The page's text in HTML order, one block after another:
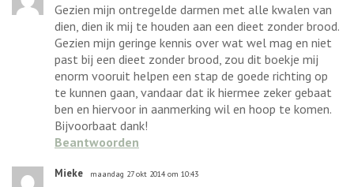
Gezien mijn ontregelde darmen met alle kwalen van
dien, dien ik mij te houden aan een dieet zonder brood.
Gezien mijn geringe kennis over wat wel mag en niet
past bij een dieet zonder brood, zou dit boekje mij
enorm vooruit helpen een stap de goede richting op
te kunnen gaan, vandaar dat ik hiermee zeker gebaat
ben en hiervoor in aanmerking wil en hoop te komen.
Bijvoorbaat dank!
Beantwoorden
Mieke maandag 27 okt 2014 om 10:43